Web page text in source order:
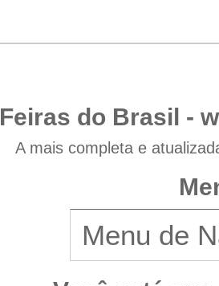
Feiras do Brasil -
A mais completa e